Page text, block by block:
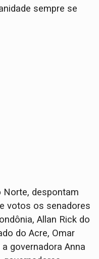
sempre se
Norte, despontam
votos os senadores
Allan Rick do
do Acre, Omar
governadora Anna